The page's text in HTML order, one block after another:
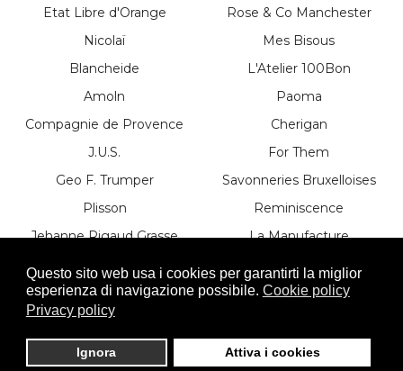
Questo sito web usa i cookies per garantirti la miglior
esperienza di navigazione possibile. Cookie policy
Privacy policy
Ignora Attiva i cookies
Etat Libre d'Orange
Nicolaï
Blancheide
Amoln
Compagnie de Provence
J.U.S.
Geo F. Trumper
Plisson
Jehanne Rigaud Grasse
Les Néréides
Première Note
Rose & Co Manchester
Mes Bisous
L'Atelier 100Bon
Paoma
Cherigan
For Them
Savonneries Bruxelloises
Reminiscence
La Manufacture
Le Couvent
Duchessa Parma
© OFFICINA PARFUM - P.IVA 02579810348 -